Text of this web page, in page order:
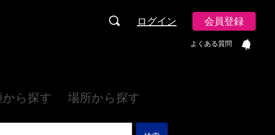
ログイン 会員登録
よくある質問
から探す 場所から探す